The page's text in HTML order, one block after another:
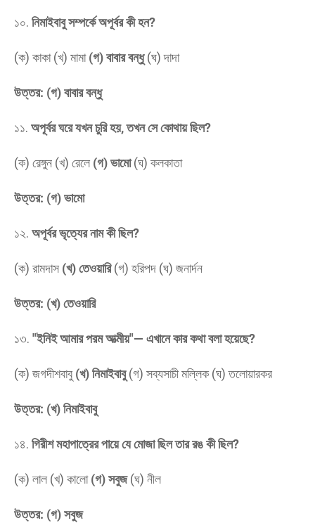
​১০. নিমাইবাবু সম্পর্কে অপূর্বর কী হন?
(ক) কাকা (খ) মামা(গ) বাবার বন্ধু(ঘ) দাদা
উত্তর: (গ) বাবার বন্ধু
​১১. অপূর্বর ঘরে যখন চুরি হয়, তখন সে কোথায় ছিল?
(ক) রেঙ্গুন (খ) রেলে (গ) ভামো(ঘ) কলকাতা
উত্তর: (গ) ভামো
​১২. অপূর্বর ভৃত্যের নাম কী ছিল?
(ক) রামদাস (খ) তেওয়ারি(গ) হরিপদ (ঘ) জনার্দন
উত্তর: (খ) তেওয়ারি
​১৩. "ইনিই আমার পরম আত্মীয়"— এখানে কার কথা বলা হয়েছে?
(ক) জগদীশবাবু (খ) নিমাইবাবু(গ) সব্যসাচী মল্লিক (ঘ) তলোয়ারকর
উত্তর: (খ) নিমাইবাবু
​১৪. গিরীশ মহাপাত্রের পায়ে যে মোজা ছিল তার রঙ কী ছিল?
(ক) লাল (খ) কালো(গ) সবুজ(ঘ) নীল
উত্তর: (গ) সবুজ